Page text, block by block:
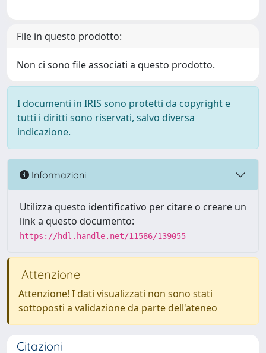
File in questo prodotto:
Non ci sono file associati a questo prodotto.
I documenti in IRIS sono protetti da copyright e
tutti i diritti sono riservati, salvo diversa
indicazione.
Informazioni
Utilizza questo identificativo per citare o creare un
link a questo documento:
https://hdl.handle.net/11586/139055
Attenzione
Attenzione! I dati visualizzati non sono stati
sottoposti a validazione da parte dell'ateneo
Citazioni